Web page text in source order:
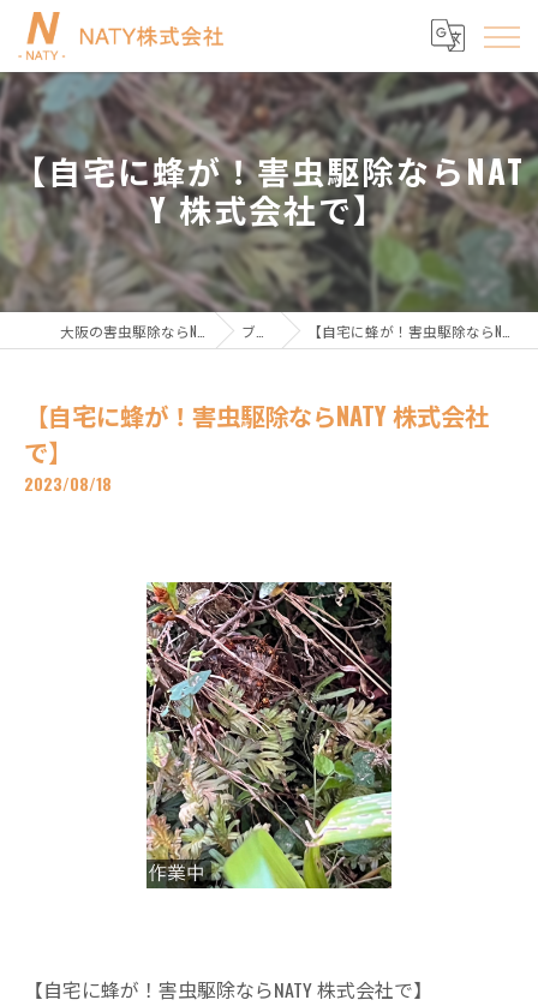
【自宅に蜂が！害虫駆除ならNAT
Y 株式会社で】
ブログ 【自宅に蜂が！害虫駆除ならNATY 株式会社で】
【自宅に蜂が！害虫駆除ならNATY 株式会社
で】
2023/08/18
【自宅に蜂が！害虫駆除ならNATY 株式会社で】